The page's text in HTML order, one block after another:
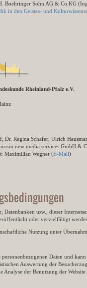
Boehringer Sohn AG & Co.KG
in den Geistes- und
Rheinland-Pfalz e.V.
Dr. Regina Schäfer, Ulrich
new media services GmbH &
Maximilian Wegner (E-Mail)
usw., dieser
oder vervielfältigt
Nutzung unter
personenbezogenen Daten und
Auswertung der
Analyse der Benutzung der